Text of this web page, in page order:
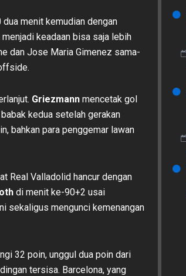
menit kemudian dengan
keadaan bisa saja lebih
dan Jose Maria Gimenez sama-
Griezmann mencetak gol
kedua setelah gerakan
bahkan para penggemar lawan
Real Valladolid hancur dengan
di menit ke-90+2 usai
sekaligus mengunci kemenangan
32 poin, unggul dua poin dari
tersisa. Barcelona, ​​yang